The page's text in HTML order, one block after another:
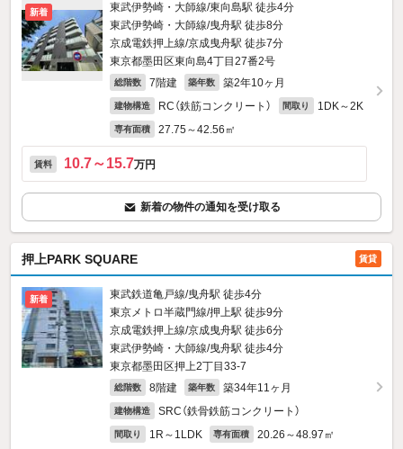
新着
東武伊勢崎・大師線/東向島駅 徒歩4分
東武伊勢崎・大師線/曳舟駅 徒歩8分
京成電鉄押上線/京成曳舟駅 徒歩7分
東京都墨田区東向島4丁目27番2号
総階数 7階建 築年数 築2年10ヶ月
建物構造 RC（鉄筋コンクリート） 間取り 1DK～2K
専有面積 27.75～42.56㎡
賃料 10.7～15.7万円
新着の物件の通知を受け取る
押上PARK SQUARE 賃貸
新着
東武鉄道亀戸線/曳舟駅 徒歩4分
東京メトロ半蔵門線/押上駅 徒歩9分
京成電鉄押上線/京成曳舟駅 徒歩6分
東武伊勢崎・大師線/曳舟駅 徒歩4分
東京都墨田区押上2丁目33-7
総階数 8階建 築年数 築34年11ヶ月
建物構造 SRC（鉄骨鉄筋コンクリート）
間取り 1R～1LDK 専有面積 20.26～48.97㎡